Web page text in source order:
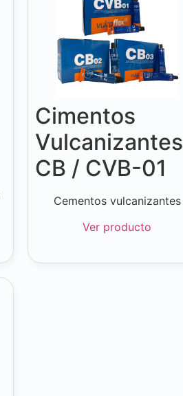
Cimentos
Vulcanizantes
CB / CVB-01
Cementos vulcanizantes
Ver producto